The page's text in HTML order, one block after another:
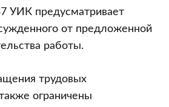
УИК предусматривает
от предложенной
работы.
трудовых
ограничены